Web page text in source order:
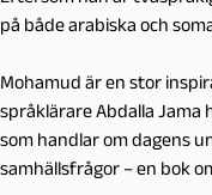
på både arabiska och
Mohamud är en stor
språklärare Abdalla Jama
som handlar om dagens
samhällsfrågor – en bok